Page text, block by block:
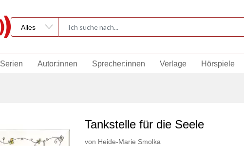
Serien Autor:innen Sprecher:innen Verlage Hörspiele
Tankstelle für die Seele
von Heide-Marie Smolka